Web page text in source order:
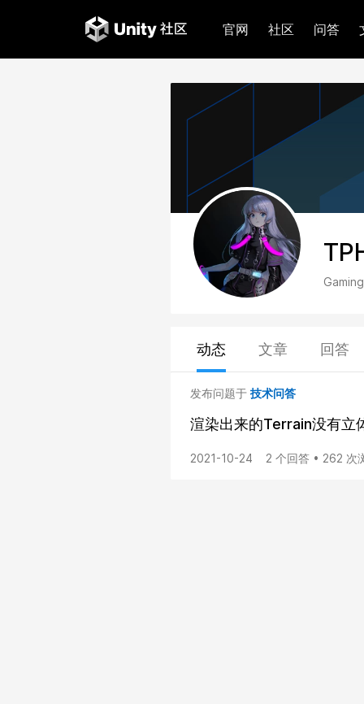
官网 社区 问答
动态 文章 回答
发布问题于 技术问答
渲染出来的Terrain没有立
2021-10-24 2 个回答 • 262 次